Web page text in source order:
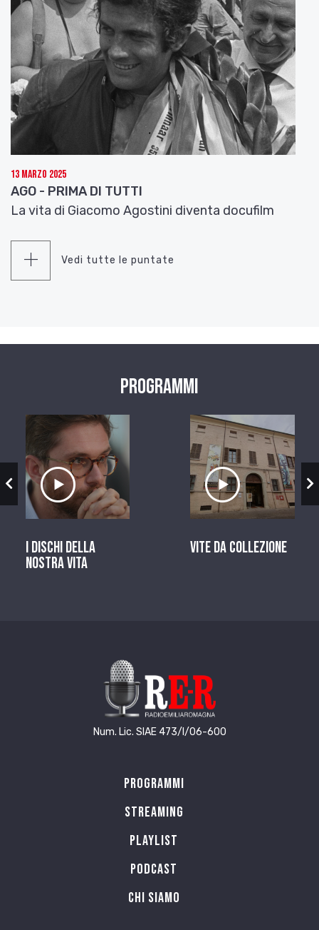
13 Marzo 2025
AGO - PRIMA DI TUTTI
La vita di Giacomo Agostini diventa docufilm
Vedi tutte le puntate
Programmi
Ascolta il servizio
I dischi della
nostra vita
Ascolta il
Vite da Collezione
Num. Lic. SIAE 473/I/06-600
Programmi
Streaming
Playlist
PODCAST
Chi siamo